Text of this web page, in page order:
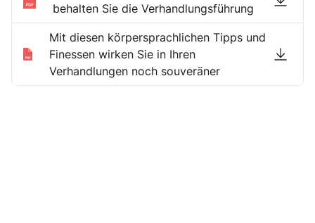
behalten Sie die Verhandlungsführung
Mit diesen körpersprachlichen Tipps und
Finessen wirken Sie in Ihren
Verhandlungen noch souveräner